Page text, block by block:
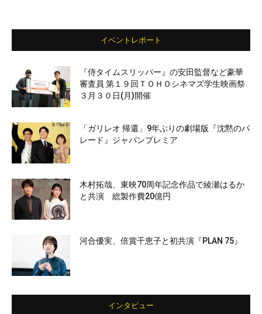
イベントレポート
『侍タイムスリッパー』の安田監督など豪華
審査員 第１９回ＴＯＨＯシネマズ学生映画祭
３月３０日(月)開催
「ガリレオ 帰還」9年ぶりの劇場版『沈黙のパ
レード』ジャパンプレミア
木村拓哉、東映70周年記念作品で綾瀬はるか
と共演 総製作費20億円
河合優実、倍賞千恵子と初共演『PLAN 75』
インタビュー